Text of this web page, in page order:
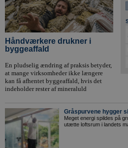
Håndværkere drukner i
byggeaffald
En pludselig ændring af praksis betyder,
at mange virksomheder ikke længere
kan få afhentet byggeaffald, hvis det
indeholder rester af mineraluld
Gråspurvene hygger
Meget energi spildes på
utætte loftsrum i landets